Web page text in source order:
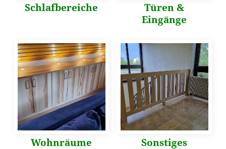
Schlafbereiche
Türen &
Eingänge
Wohnräume Sonstiges